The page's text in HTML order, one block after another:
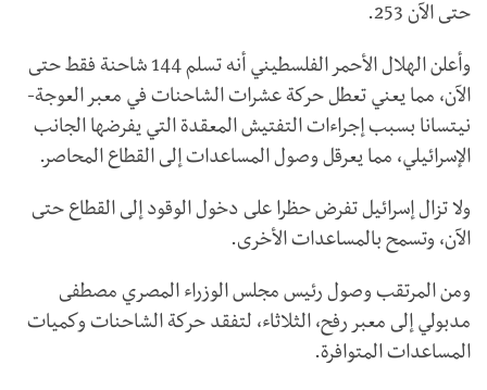
حتى الآن 253.
وأعلن الهلال الأحمر الفلسطيني أنه تسلم 144 شاحنة فقط حتى
الآن، مما يعني تعطل حركة عشرات الشاحنات في معبر العوجة-
نيتسانا بسبب إجراءات التفتيش المعقدة التي يفرضها الجانب
الإسرائيلي، مما يعرقل وصول المساعدات إلى القطاع المحاصر.
ولا تزال إسرائيل تفرض حظرا على دخول الوقود إلى القطاع حتى
الآن، وتسمح بالمساعدات الأخرى.
ومن المرتقب وصول رئيس مجلس الوزراء المصري مصطفى
مدبولي إلى معبر رفح، الثلاثاء، لتفقد حركة الشاحنات وكميات
المساعدات المتوافرة.